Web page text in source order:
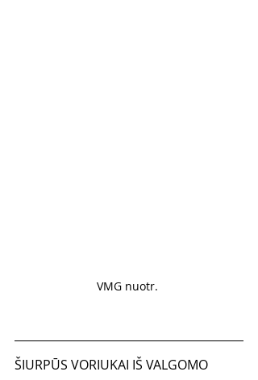
VMG nuotr.
ŠIURPŪS VORIUKAI IŠ VALGOMO